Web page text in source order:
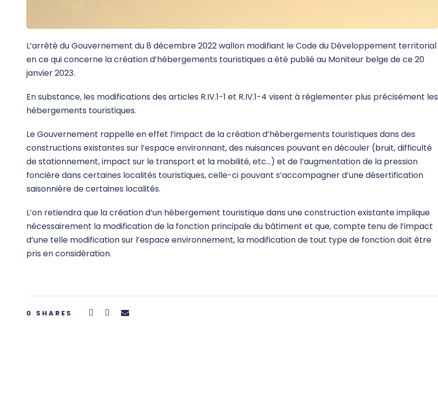
L’arrêté du Gouvernement du 8 décembre 2022 wallon modifiant le Code du Développement territorial
en ce qui concerne la création d’hébergements touristiques a été publié au Moniteur belge de ce 20
janvier 2023.
En substance, les modifications des articles R.IV.1-1 et R.IV.1-4 visent à réglementer plus précisément les
hébergements touristiques.
Le Gouvernement rappelle en effet l’impact de la création d’hébergements touristiques dans des
constructions existantes sur l’espace environnant, des nuisances pouvant en découler (bruit, difficulté
de stationnement, impact sur le transport et la mobilité, etc…) et de l’augmentation de la pression
foncière dans certaines localités touristiques, celle-ci pouvant s’accompagner d’une désertification
saisonnière de certaines localités.
L’on retiendra que la création d’un hébergement touristique dans une construction existante implique
nécessairement la modification de la fonction principale du bâtiment et que, compte tenu de l’impact
d’une telle modification sur l’espace environnement, la modification de tout type de fonction doit être
pris en considération.
0 SHARES